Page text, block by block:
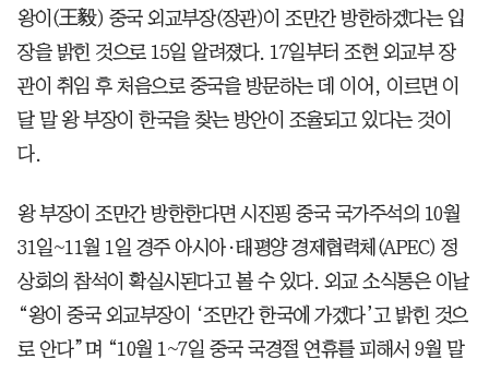
왕이(王毅) 중국 외교부장(장관)이 조만간 방한하겠다는 입
장을 밝힌 것으로 15일 알려졌다. 17일부터 조현 외교부 장
관이 취임 후 처음으로 중국을 방문하는 데 이어, 이르면 이
달 말 왕 부장이 한국을 찾는 방안이 조율되고 있다는 것이
다.
왕 부장이 조만간 방한한다면 시진핑 중국 국가주석의 10월
31일~11월 1일 경주 아시아·태평양 경제협력체(APEC) 정
상회의 참석이 확실시된다고 볼 수 있다. 외교 소식통은 이날
“왕이 중국 외교부장이 ‘조만간 한국에 가겠다’고 밝힌 것으
로 안다”며 “10월 1~7일 중국 국경절 연휴를 피해서 9월 말